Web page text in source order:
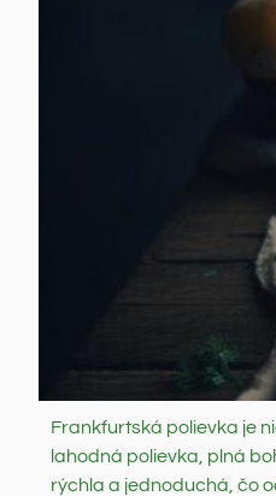
Frankfurtská polievka je
lahodná polievka, plná
rýchla a jednoduchá, čo